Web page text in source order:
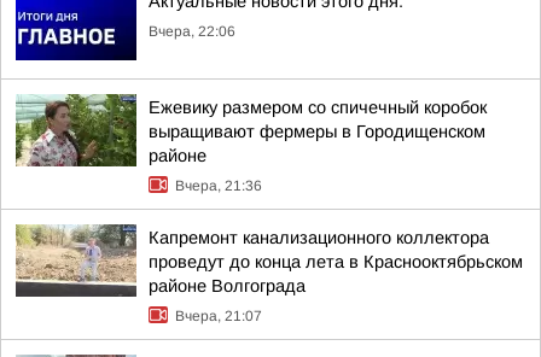
Вчера, 22:06
Ежевику размером со спичечный коробок
выращивают фермеры в Городищенском
районе
Вчера, 21:36
Капремонт канализационного коллектора
проведут до конца лета в Краснооктябрьском
районе Волгограда
Вчера, 21:07